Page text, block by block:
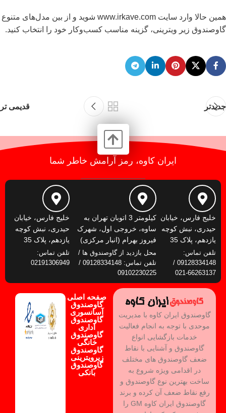
همین حالا وارد سایت www.irkave.com شوید و از بین مدل‌های متنوع
گاوصندوق زیر ویترینی، گزینه مناسب کسب‌وکار خود را انتخاب کنید.
جدیدتر قدیمی تر
ایران کاوه، رمز آرامش خاطر شما
خلیج فارس، خیابان
حیدری، نبش کوچه
یازدهم، پلاک 35
تلفن تماس:
09128334148 /
66263137-021
کیلومتر 3 اتوبان تهران به
ساوه، خروجی اول، شهرک
فیروز بهرام (انبار مرکزی)
محل بازدید از گاوصندوق ها /
تلفن تماس: 09128334148 /
09102230225
خلیج فارس، خیابان
حیدری، نبش کوچه
یازدهم، پلاک 35
تلفن تماس:
02191306949
گاوصندوق ایران کاوه با مدیریت
موحدی با توجه به انجام فعالیت
خدمات بازگشایی انواع
گاوصندوق و آشنایی با نقاط
ضعف گاوصندوق های مختلف
در اقدامی ویژه شروع به
ساخت بهترین نوع گاوصندوق و
رفع نقاط ضعف آن کرده و برند
گاوصندوق ایران کاوه GM را
صفحه اصلی
گاوصندوق
آسانسوری
گاوصندوق
اداری
گاوصندوق
خانگی
گاوصندوق
زیرویترینی
گاوصندوق
بانکی